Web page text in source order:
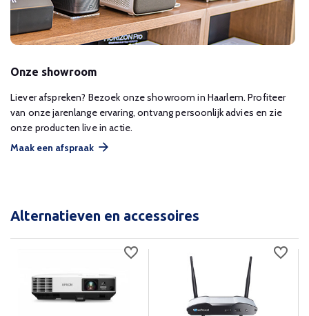
Onze showroom
Liever afspreken? Bezoek onze showroom in Haarlem. Profiteer
van onze jarenlange ervaring, ontvang persoonlijk advies en zie
onze producten live in actie.
Maak een afspraak
Alternatieven en accessoires